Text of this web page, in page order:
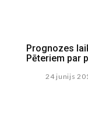
Prognozes
Pēteriem par
24 junijs